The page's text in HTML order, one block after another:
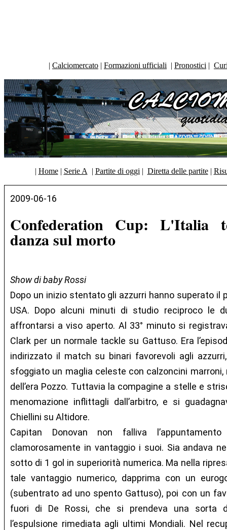
| Calciomercato | Formazioni ufficiali | Pronostici |
| Home| Serie A | Partite di oggi | Diretta delle partite|
2009-06-16
Confederation Cup: L'Italia
danza sul morto
Show di baby Rossi
Dopo un inizio stentato gli azzurri hanno superato il
USA. Dopo alcuni minuti di studio reciproco le
affrontarsi a viso aperto. Al 33° minuto si
Clark per un normale tackle su Gattuso. Era
indirizzato il match su binari favorevoli agli
sfoggiato un maglia celeste con calzoncini marroni,
dell’era Pozzo. Tuttavia la compagine a stelle e
menomazione inflittagli dall’arbitro, e si
Chiellini su Altidore.
Capitan Donovan non falliva
clamorosamente in vantaggio i suoi. Sia andava
sotto di 1 gol in superiorità numerica. Ma nella
tale vantaggio numerico, dapprima con un
(subentrato ad uno spento Gattuso), poi con un
fuori di De Rossi, che si prendeva una sorta
l’espulsione rimediata agli ultimi Mondiali. Nel